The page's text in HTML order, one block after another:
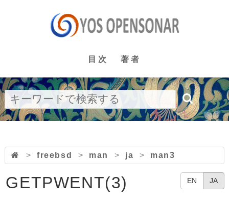
目次 著者
> freebsd > man > ja > man3
EN JA
GETPWENT(3)